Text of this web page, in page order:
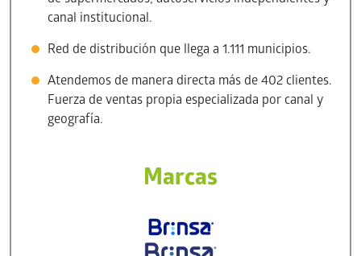
canal institucional.
Red de distribución que llega a 1.111 municipios.
Atendemos de manera directa más de 402 clientes.
Fuerza de ventas propia especializada por canal y
geografía.
Marcas